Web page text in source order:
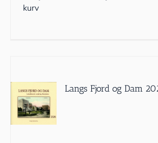
kurv
Langs Fjord og Dam